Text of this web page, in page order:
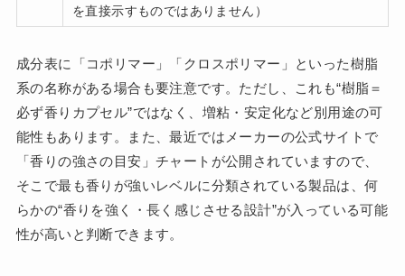
を直接示すものではありません）
成分表に「コポリマー」「クロスポリマー」といった樹脂
系の名称がある場合も要注意です。ただし、これも“樹脂＝
必ず香りカプセル”ではなく、増粘・安定化など別用途の可
能性もあります。また、最近ではメーカーの公式サイトで
「香りの強さの目安」チャートが公開されていますので、
そこで最も香りが強いレベルに分類されている製品は、何
らかの“香りを強く・長く感じさせる設計”が入っている可能
性が高いと判断できます。